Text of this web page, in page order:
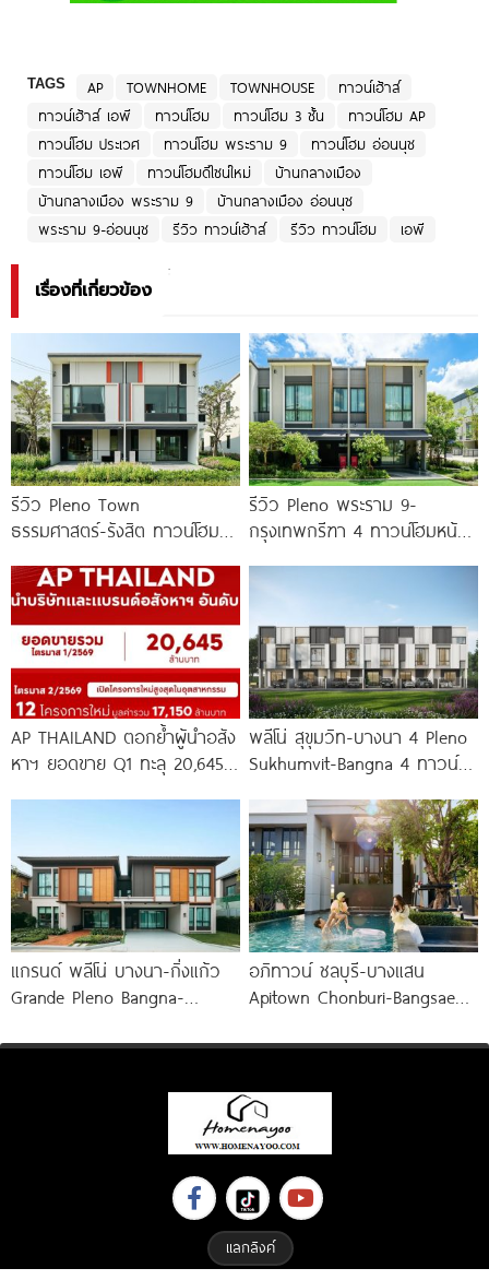
TAGS AP TOWNHOME TOWNHOUSE
ทาวน์เฮ้าส์
ทาวน์เฮ้าส์ เอพี
ทาวน์โฮม ทาวน์โฮม 3 ชั้น
ทาวน์โฮม AP
ทาวน์โฮม ประเวศ
ทาวน์โฮม พระราม 9
ทาวน์โฮม อ่อนนุช
ทาวน์โฮม เอพี
ทาวน์โฮมดีไซน์ใหม่
บ้านกลางเมือง
บ้านกลางเมือง พระราม 9
บ้านกลางเมือง อ่อนนุช
พระราม 9-อ่อนนุช
รีวิว ทาวน์เฮ้าส์ รีวิว ทาวน์โฮม เอพี
เรื่องที่เกี่ยวข้อง
รีวิว Pleno Town
ธรรมศาสตร์-รังสิต ทาวน์โฮม
ม.ธรรมศาสตร์
รีวิว Pleno พระราม 9-
กรุงเทพกรีฑา 4 ทาวน์โฮมหน้า
Premium
AP THAILAND ตอกย้ำผู้นำอสัง
หาฯ ยอดขาย Q1 ทะลุ 20,645
พลีโน่ สุขุมวิท-บางนา 4 Pleno
Sukhumvit-Bangna 4 ทาวน์
MEGA บางนา
แกรนด์ พลีโน่ บางนา-กิ่งแก้ว
Grande Pleno Bangna-
ใหญ่ ปากซอย กิ่งแก้ว
อภิทาวน์ ชลบุรี-บางแสน
Apitown Chonburi-Bangsaen
พร้อม Fitness 24 ชม.*
แลกลิงค์